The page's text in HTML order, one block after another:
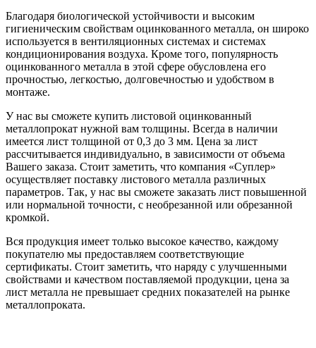
Благодаря биологической устойчивости и высоким
гигиеническим свойствам оцинкованного металла, он широко
используется в вентиляционных системах и системах
кондиционирования воздуха. Кроме того, популярность
оцинкованного металла в этой сфере обусловлена его
прочностью, легкостью, долговечностью и удобством в
монтаже.
У нас вы сможете купить листовой оцинкованный
металлопрокат нужной вам толщины. Всегда в наличии
имеется лист толщиной от 0,3 до 3 мм. Цена за лист
рассчитывается индивидуально, в зависимости от объема
Вашего заказа. Стоит заметить, что компания «Суплер»
осуществляет поставку листового металла различных
параметров. Так, у нас вы сможете заказать лист повышенной
или нормальной точности, с необрезанной или обрезанной
кромкой.
Вся продукция имеет только высокое качество, каждому
покупателю мы предоставляем соответствующие
сертификаты. Стоит заметить, что наряду с улучшенными
свойствами и качеством поставляемой продукции, цена за
лист металла не превышает средних показателей на рынке
металлопроката.